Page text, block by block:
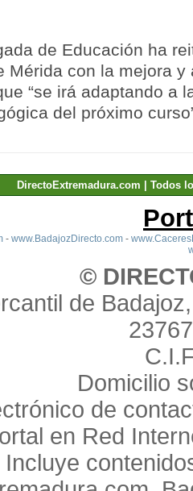
de Educación ha
Mérida con la mejora
“se irá adaptando a
del próximo
DirectoExtremadura.com | Todos
- www.BadajozDirecto.com-
©
de
Domicilio
de
en Red
Incluye